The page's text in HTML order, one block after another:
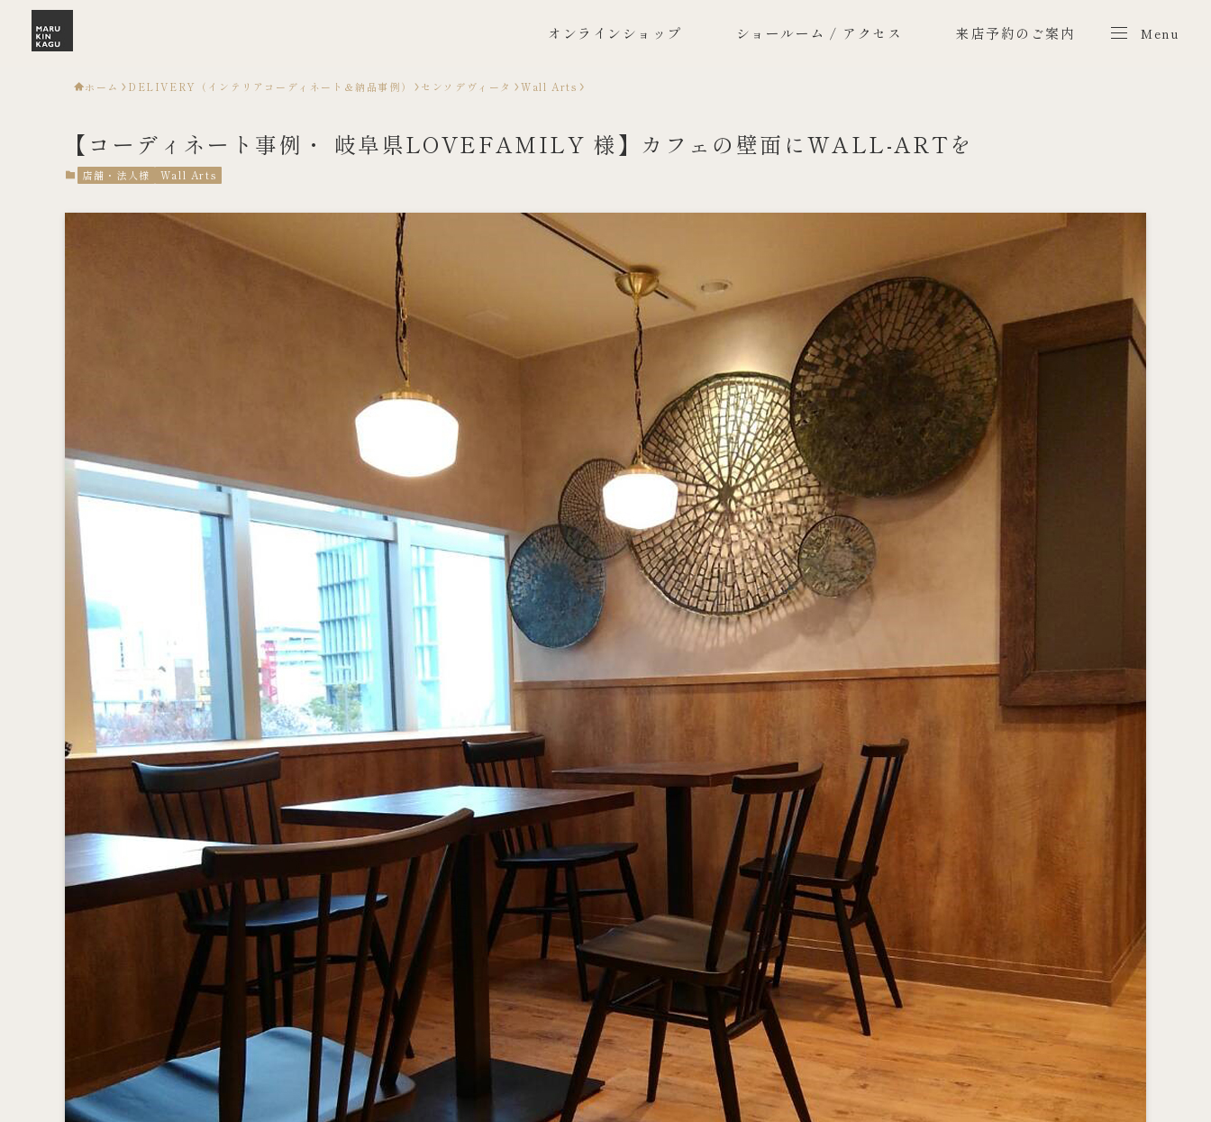
オンラインショップ ショールーム / アクセス 来店予約のご案内 Menu
Menu
ホーム DELIVERY（インテリアコーディネート＆納品事例） センソデヴィータ Wall Arts
【コーディネート事例・ 岐阜県LOVEFAMILY 様】カフェの壁面にWALL-ARTを
店舗・法人様 Wall Arts